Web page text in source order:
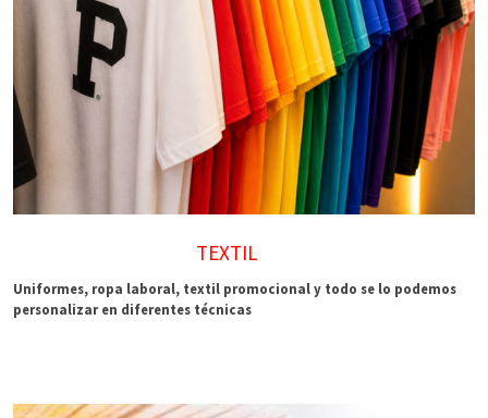
TEXTIL
Uniformes, ropa laboral, textil promocional y todo se lo podemos
personalizar en diferentes técnicas